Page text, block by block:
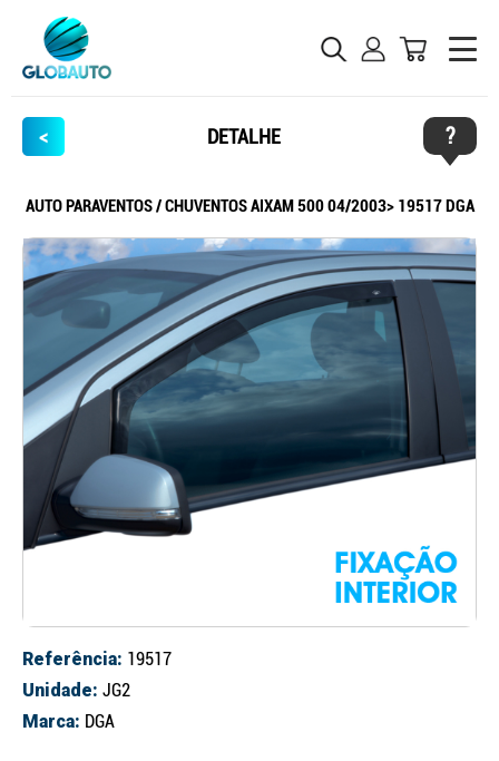
< DETALHE ?
AUTO PARAVENTOS / CHUVENTOS AIXAM 500 04/2003> 19517 DGA
Referência: 19517
Unidade: JG2
Marca: DGA